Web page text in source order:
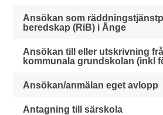
Ansökan som
beredskap (RiB) i Ånge
Ansökan till eller utskrivning
kommunala grundskolan (inkl
Ansökan/anmälan eget avlopp
Antagning till särskola